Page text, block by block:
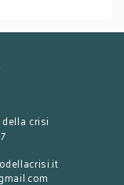
preventivi
da stralcio
o minore),
crisi